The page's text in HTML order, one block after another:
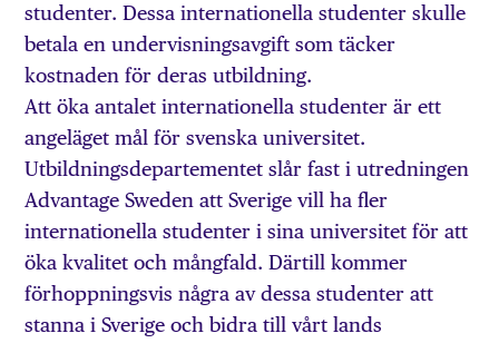
studenter. Dessa internationella studenter skulle
betala en undervisningsavgift som täcker
kostnaden för deras utbildning.
Att öka antalet internationella studenter är ett
angeläget mål för svenska universitet.
Utbildningsdepartementet slår fast i utredningen
Advantage Sweden att Sverige vill ha fler
internationella studenter i sina universitet för att
öka kvalitet och mångfald. Därtill kommer
förhoppningsvis några av dessa studenter att
stanna i Sverige och bidra till vårt lands